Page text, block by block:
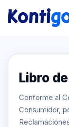
Libro
Conforme al
Consumidor,